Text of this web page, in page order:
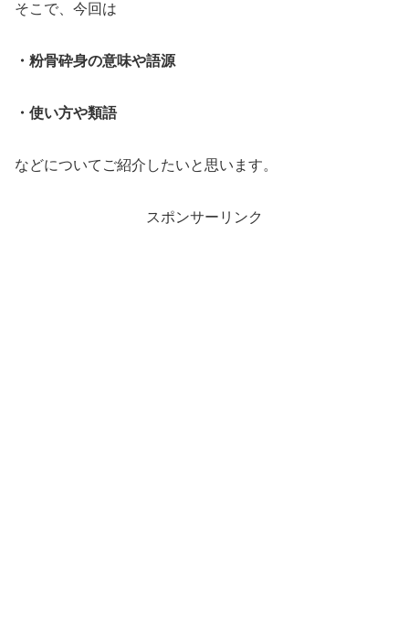
そこで、今回は
・粉骨砕身の意味や語源
・使い方や類語
などについてご紹介したいと思います。
スポンサーリンク